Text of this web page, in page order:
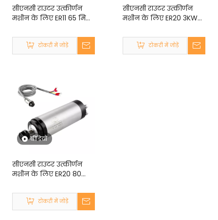
सीएनसी राउटर उत्कीर्णन
मशीन के लिए ER11 65 मिमी
110V/220V शांत जल कूल्ड
सीएनसी स्पिंडल मोटर
टोकरी में जोड़ें
सीएनसी राउटर उत्कीर्णन
मशीन के लिए ER20 3KW
220V/380V शांत जल कूल्ड
सीएनसी स्पिंडल मोटर
टोकरी में जोड़ें
वीडियो
सीएनसी राउटर उत्कीर्णन
मशीन के लिए ER20 80
कूल्ड स्पिंडल मोटर
टोकरी में जोड़ें